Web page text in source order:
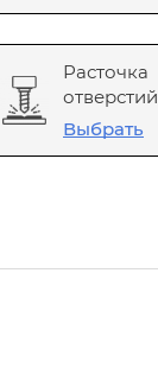
Расточка
отверстий
Выбрать